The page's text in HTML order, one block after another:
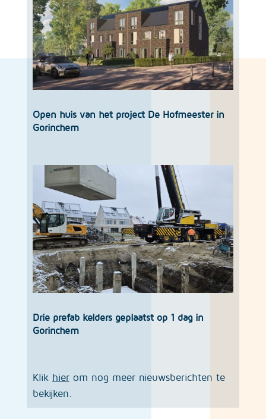
Open huis van het project De Hofmeester in
Gorinchem
Drie prefab kelders geplaatst op 1 dag in
Gorinchem
Klik hierom nog meer nieuwsberichten te
bekijken.